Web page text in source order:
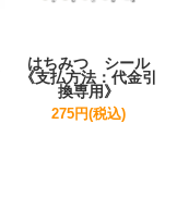
はちみつ シール
《支払方法：代金引
換専用》
275円(税込)